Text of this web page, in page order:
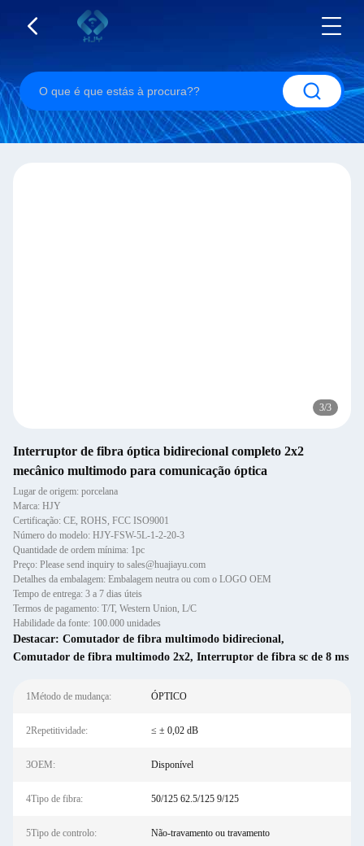
3/3
Interruptor de fibra óptica bidirecional completo 2x2
mecânico multimodo para comunicação óptica
Lugar de origem: porcelana
Marca: HJY
Certificação: CE, ROHS, FCC ISO9001
Número do modelo: HJY-FSW-5L-1-2-20-3
Quantidade de ordem mínima: 1pc
Preço: Please send inquiry to sales@huajiayu.com
Detalhes da embalagem: Embalagem neutra ou com o LOGO OEM
Tempo de entrega: 3 a 7 dias úteis
Termos de pagamento: T/T, Western Union, L/C
Habilidade da fonte: 100.000 unidades
Destacar: Comutador de fibra multimodo bidirecional,
Comutador de fibra multimodo 2x2, Interruptor de fibra sc de 8 ms
1Método de mudança: ÓPTICO
2Repetitividade: ≤ ± 0,02 dB
3OEM: Disponível
4Tipo de fibra: 50/125 62.5/125 9/125
5Tipo de controlo: Não-travamento ou travamento